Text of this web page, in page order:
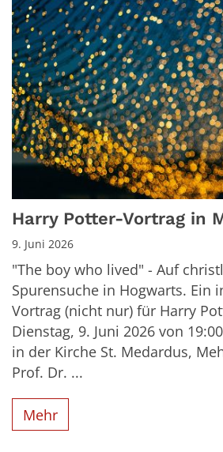
Harry Potter-Vortrag in
9. Juni 2026
"The boy who lived" - Auf
Spurensuche in Hogwarts. Ein
Vortrag (nicht nur) für Harry
Dienstag, 9. Juni 2026 von
in der Kirche St. Medardus,
Prof. Dr. ...
Mehr